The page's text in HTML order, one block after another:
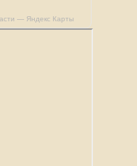
— Яндекс Карты